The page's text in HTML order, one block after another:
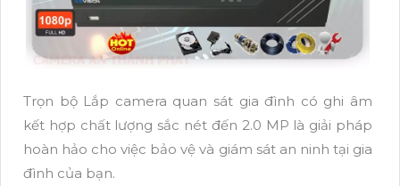
Trọn bộ Lắp camera quan sát gia đình có ghi âm
kết hợp chất lượng sắc nét đến 2.0 MP là giải pháp
hoàn hảo cho việc bảo vệ và giám sát an ninh tại gia
đình của bạn.